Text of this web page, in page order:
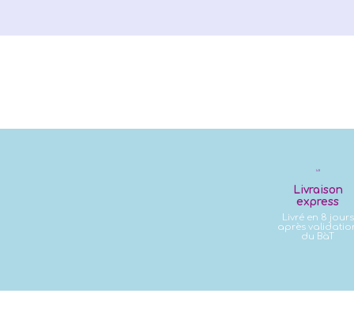
Livraison
express
Livré en 8 jours
après
du BàT